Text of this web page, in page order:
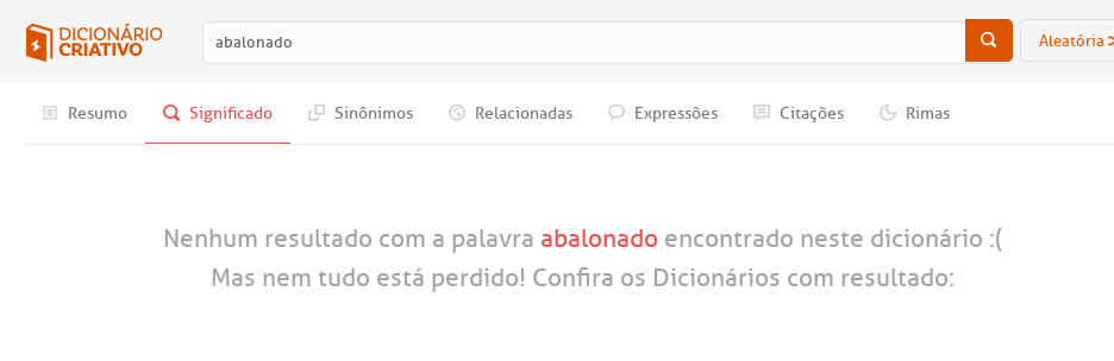
Aleatória
Resumo Significado Sinônimos Relacionadas Expressões Citações Rimas
Nenhum resultado com a palavra abalonado encontrado neste dicionário :(
Mas nem tudo está perdido! Confira os Dicionários com resultado: